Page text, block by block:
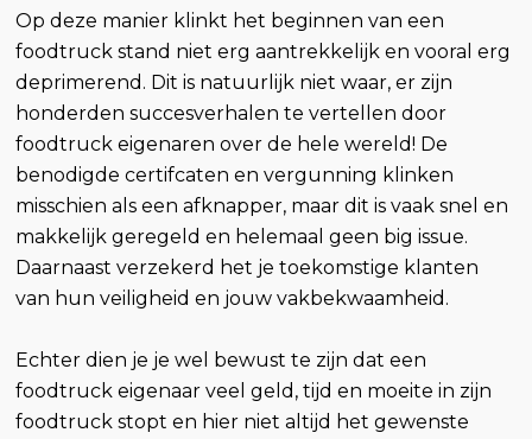
Op deze manier klinkt het beginnen van een
foodtruck stand niet erg aantrekkelijk en vooral erg
deprimerend. Dit is natuurlijk niet waar, er zijn
honderden succesverhalen te vertellen door
foodtruck eigenaren over de hele wereld! De
benodigde certifcaten en vergunning klinken
misschien als een afknapper, maar dit is vaak snel en
makkelijk geregeld en helemaal geen big issue.
Daarnaast verzekerd het je toekomstige klanten
van hun veiligheid en jouw vakbekwaamheid.
Echter dien je je wel bewust te zijn dat een
foodtruck eigenaar veel geld, tijd en moeite in zijn
foodtruck stopt en hier niet altijd het gewenste